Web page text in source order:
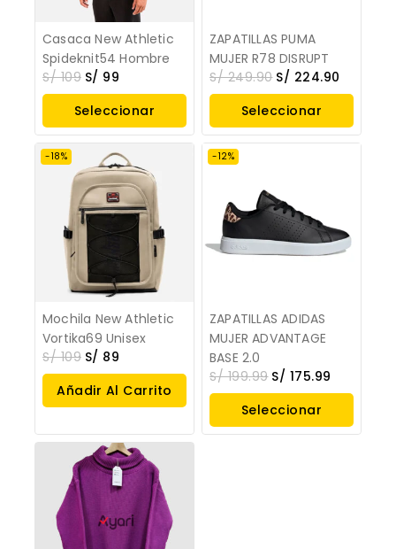
Casaca New Athletic
Spideknit54 Hombre
S/109 S/ 99
Seleccionar
Opciones
ZAPATILLAS PUMA
MUJER R78 DISRUPT
S/249.90 S/ 224.90
Seleccionar
Opciones
-18%
Mochila New Athletic
Vortika69 Unisex
S/109 S/ 89
Añadir Al Carrito
-12%
ZAPATILLAS ADIDAS
MUJER ADVANTAGE
BASE 2.0
S/199.99 S/ 175.99
Seleccionar
Opciones